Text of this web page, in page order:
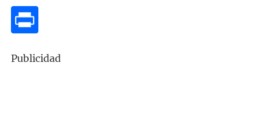
Publicidad